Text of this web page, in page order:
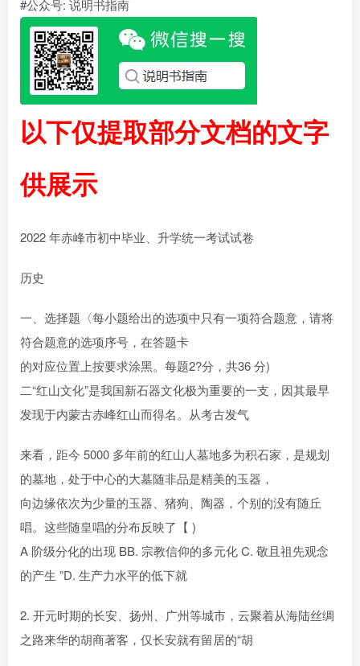
#公众号: 说明书指南
以下仅提取部分文档的文字
供展示
2022 年赤峰市初中毕业、升学统一考试试卷
历史
一、选择题〈每小题给出的选项中只有一项符合题意，请将
符合题意的选项序号，在答题卡
的对应位置上按要求涂黑。每题2?分，共36 分)
二“红山文化”是我国新石器文化极为重要的一支，因其最早
发现于内蒙古赤峰红山而得名。从考古发气
来看，距今 5000 多年前的红山人墓地多为积石家，是规划
的墓地，处于中心的大墓随非品是精美的玉器，
向边缘依次为少量的玉器、猪狗、陶器，个别的没有随丘
唱。这些随皇唱的分布反映了【 )
A 阶级分化的出现 BB. 宗教信仰的多元化 C. 敬且祖先观念
的产生 ”D. 生产力水平的低下就
2. 开元时期的长安、扬州、广州等城市，云聚着从海陆丝绸
之路来华的胡商著客，仅长安就有留居的“胡